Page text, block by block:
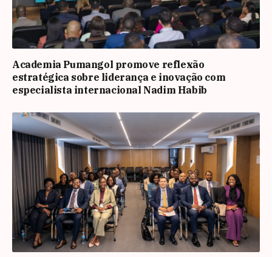
Academia Pumangol promove reflexão
estratégica sobre liderança e inovação com
especialista internacional Nadim Habib